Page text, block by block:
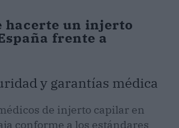
hacerte un injerto
frente a
y garantías médica
de injerto capilar en
conforme a los estándares